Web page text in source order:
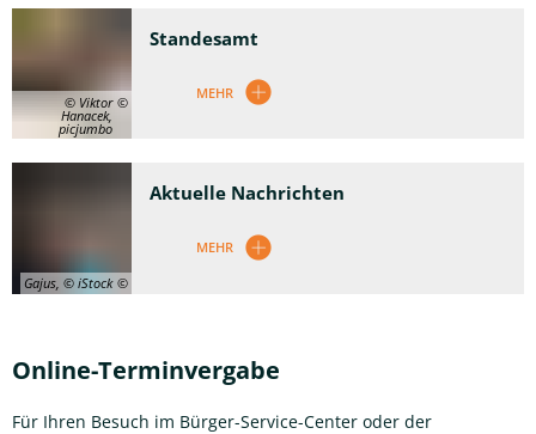
© Viktor
Hanacek,
picjumbo
Standesamt
MEHR
Gajus, © iStock
Aktuelle Nachrichten
MEHR
Online-Terminvergabe
Für Ihren Besuch im Bürger-Service-Center oder der